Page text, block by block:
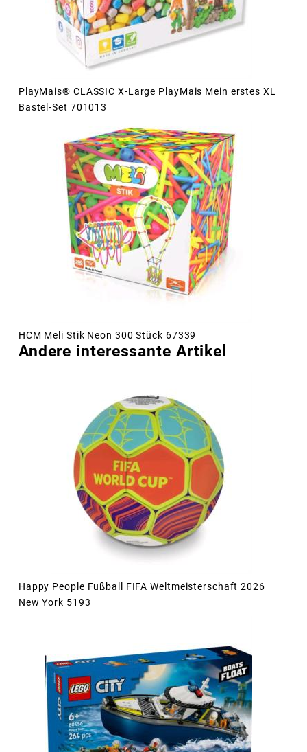
PlayMais® CLASSIC X-Large PlayMais Mein erstes XL
Bastel-Set 701013
HCM Meli Stik Neon 300 Stück 67339
Andere interessante Artikel
Happy People Fußball FIFA Weltmeisterschaft 2026
New York 5193